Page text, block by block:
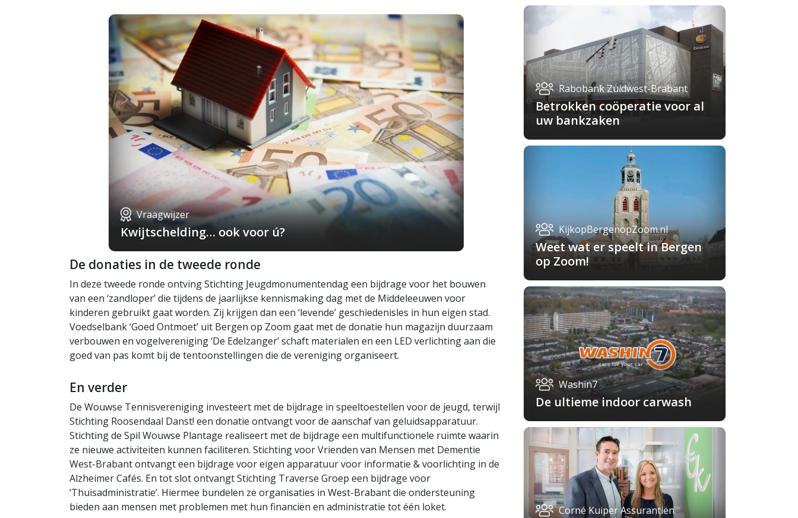
Vraagwijzer
Kwijtschelding… ook voor ú?
De donaties in de tweede ronde
In deze tweede ronde ontving Stichting Jeugdmonumentendag een bijdrage voor het bouwen
van een ‘zandloper’ die tijdens de jaarlijkse kennismaking dag met de Middeleeuwen voor
kinderen gebruikt gaat worden. Zij krijgen dan een ‘levende’ geschiedenisles in hun eigen stad.
Voedselbank ‘Goed Ontmoet’ uit Bergen op Zoom gaat met de donatie hun magazijn duurzaam
verbouwen en vogelvereniging ‘De Edelzanger’ schaft materialen en een LED verlichting aan die
goed van pas komt bij de tentoonstellingen die de vereniging organiseert.
En verder
De Wouwse Tennisvereniging investeert met de bijdrage in speeltoestellen voor de jeugd, terwijl
Stichting Roosendaal Danst! een donatie ontvangt voor de aanschaf van geluidsapparatuur.
Stichting de Spil Wouwse Plantage realiseert met de bijdrage een multifunctionele ruimte waarin
ze nieuwe activiteiten kunnen faciliteren. Stichting voor Vrienden van Mensen met Dementie
West-Brabant ontvangt een bijdrage voor eigen apparatuur voor informatie & voorlichting in de
Alzheimer Cafés. En tot slot ontvangt Stichting Traverse Groep een bijdrage voor
‘Thuisadministratie’. Hiermee bundelen ze organisaties in West-Brabant die ondersteuning
bieden aan mensen met problemen met hun financiën en administratie tot één loket.
Rabobank Zuidwest-Brabant
Betrokken coöperatie voor al
uw bankzaken
KijkopBergenopZoom.nl
Weet wat er speelt in Bergen
op Zoom!
Washin7
De ultieme indoor carwash
Corné Kuiper Assurantiën